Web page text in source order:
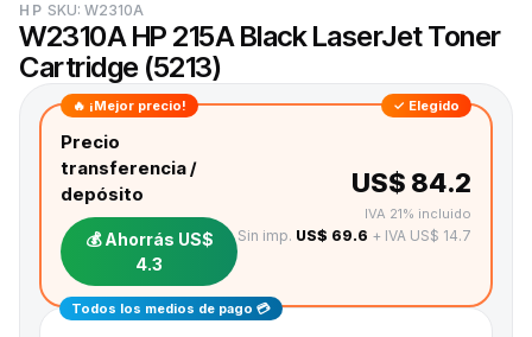
HP SKU: W2310A
W2310A HP 215A Black LaserJet Toner
Cartridge (5213)
🔥 ¡Mejor precio! ✓ Elegido
Precio
transferencia /
depósito
💰 Ahorrás US$
4.3
US$ 84.2
IVA 21% incluido
Sin imp. US$ 69.6 + IVA US$ 14.7
Todos los medios de pago 💳